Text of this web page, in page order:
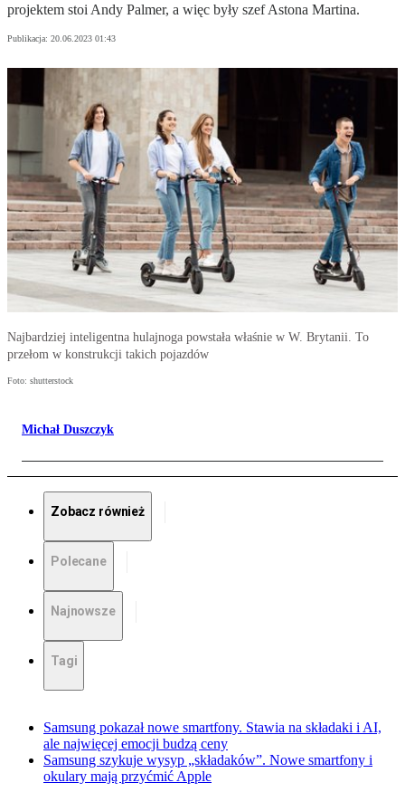
projektem stoi Andy Palmer, a więc były szef Astona Martina.
Publikacja: 20.06.2023 01:43
Najbardziej inteligentna hulajnoga powstała właśnie w W. Brytanii. To
przełom w konstrukcji takich pojazdów
Foto: shutterstock
Michał Duszczyk
Zobacz również
Polecane
Najnowsze
Tagi
Samsung pokazał nowe smartfony. Stawia na składaki i AI,
ale najwięcej emocji budzą ceny
Samsung szykuje wysyp „składaków”. Nowe smartfony i
okulary mają przyćmić Apple